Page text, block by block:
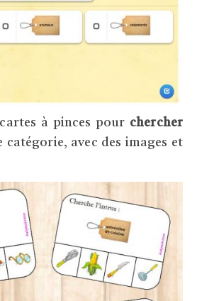
à pinces pour chercher
catégorie, avec des images et